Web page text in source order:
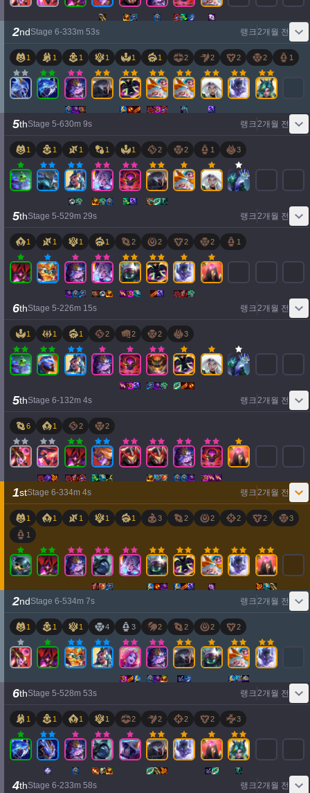
2ndStage 6-333m 53s 랭크2개월 전
1 1 1 1 1 1 2 2 2 2 1
5thStage 5-630m 9s 랭크2개월 전
1 1 1 1 1 2 2 1 3
5thStage 5-529m 29s 랭크2개월 전
1 1 1 1 2 2 2 2 1
6thStage 5-226m 15s 랭크2개월 전
1 1 1 2 2 2 3
5thStage 6-132m 4s 랭크2개월 전
6 1 2 2
1stStage 6-334m 4s 랭크2개월 전
1 1 1 1 1 3 2 2 2 2
3
1
2ndStage 6-534m 7s 랭크2개월 전
1 1 1 4 3 2 2 2 2
6thStage 5-528m 53s 랭크2개월 전
1 1 1 1 2 2 2 2 3
4thStage 6-233m 58s 랭크2개월 전